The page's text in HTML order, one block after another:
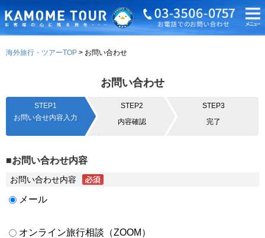
海外旅行・ツアーTOP お問い合わせ
お問い合わせ
STEP1
お問い合せ内容入力
STEP2
内容確認
STEP3
完了
■お問い合わせ内容
お問い合わせ内容
メール
オンライン旅行相談（ZOOM）